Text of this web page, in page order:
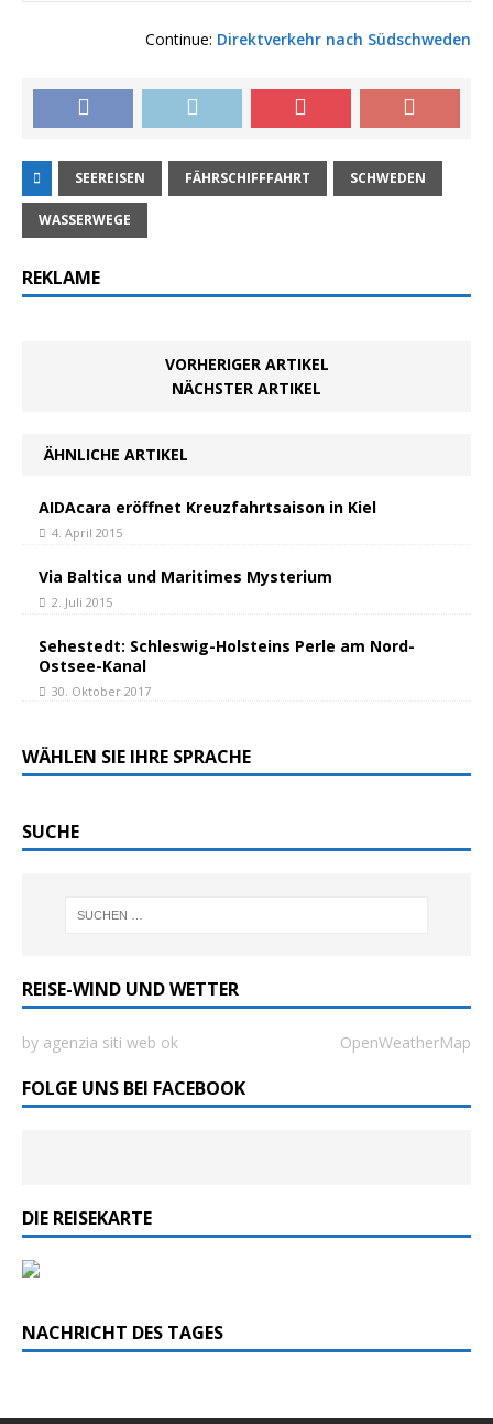
Continue: Direktverkehr nach Südschweden
SEEREISEN FÄHRSCHIFFFAHRT SCHWEDEN
WASSERWEGE
REKLAME
VORHERIGER ARTIKEL
NÄCHSTER ARTIKEL
ÄHNLICHE ARTIKEL
AIDAcara eröffnet Kreuzfahrtsaison in Kiel
4. April 2015
Via Baltica und Maritimes Mysterium
2. Juli 2015
Sehestedt: Schleswig-Holsteins Perle am Nord-
Ostsee-Kanal
30. Oktober 2017
WÄHLEN SIE IHRE SPRACHE
SUCHE
REISE-WIND UND WETTER
by agenzia siti web ok OpenWeatherMap
FOLGE UNS BEI FACEBOOK
DIE REISEKARTE
NACHRICHT DES TAGES